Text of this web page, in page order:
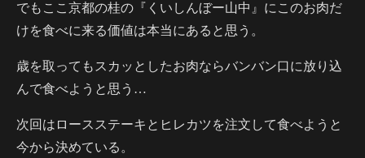
でもここ京都の桂の『くいしんぼー山中』にこのお肉だ
けを食べに来る価値は本当にあると思う。
歳を取ってもスカッとしたお肉ならバンバン口に放り込
んで食べようと思う…
次回はロースステーキとヒレカツを注文して食べようと
今から決めている。